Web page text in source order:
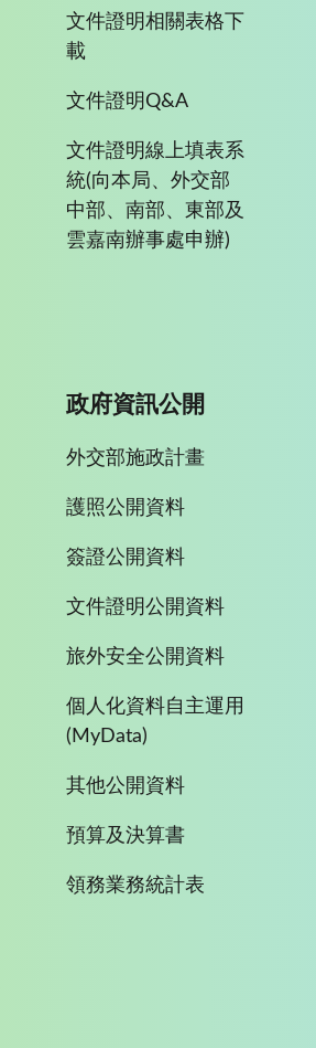
文件證明相關表格下
載
文件證明Q&A
文件證明線上填表系
統(向本局、外交部
中部、南部、東部及
雲嘉南辦事處申辦)
政府資訊公開
外交部施政計畫
護照公開資料
簽證公開資料
文件證明公開資料
旅外安全公開資料
個人化資料自主運用
(MyData)
其他公開資料
預算及決算書
領務業務統計表